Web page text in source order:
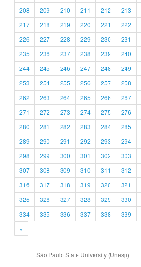
208
209 210 211 212 213
217
218 219 220 221 222
226
227 228 229 230 231
235
236 237 238 239 240
244
245 246 247 248 249
253
254 255 256 257 258
262
263 264 265 266 267
271
272 273 274 275 276
280
281 282 283 284 285
289
290 291 292 293 294
298
299 300 301 302 303
307
308 309 310 311 312
316
317 318 319 320 321
325
326 327 328 329 330
334
335 336 337 338 339
»
São Paulo State University (Unesp)